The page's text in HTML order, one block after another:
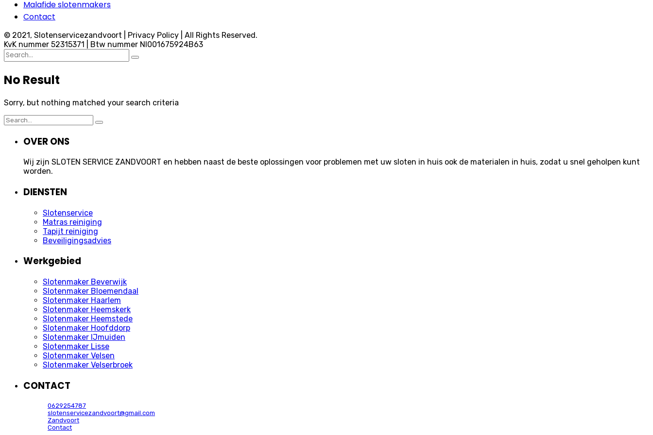
Malafide slotenmakers
Contact
© 2021, Slotenservicezandvoort | Privacy Policy | All Rights Reserved.
KvK nummer 52315371 | Btw nummer Nl001675924B63
Search
for:
No Result
Sorry, but nothing matched your search criteria
Search
for:
OVER ONS
Wij zijn SLOTEN SERVICE ZANDVOORT en hebben naast de beste oplossingen voor problemen met uw sloten in huis ook de materialen in huis, zodat u snel geholpen kunt
worden.
DIENSTEN
Slotenservice
Matras reiniging
Tapijt reiniging
Beveiligingsadvies
Werkgebied
Slotenmaker Beverwijk
Slotenmaker Bloemendaal
Slotenmaker Haarlem
Slotenmaker Heemskerk
Slotenmaker Heemstede
Slotenmaker Hoofddorp
Slotenmaker IJmuiden
Slotenmaker Lisse
Slotenmaker Velsen
Slotenmaker Velserbroek
CONTACT
0629254787
slotenservicezandvoort@gmail.com
Zandvoort
Contact